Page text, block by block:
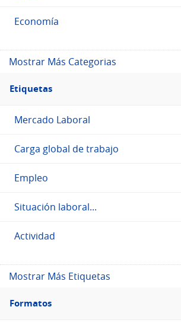
Economía
Mostrar Más Categorias
Filtro
Etiquetas
Etiquetas
Mercado Laboral
Carga global de trabajo
Empleo
Situación laboral...
Actividad
Mostrar Más Etiquetas
Filtro
Formatos
Formatos